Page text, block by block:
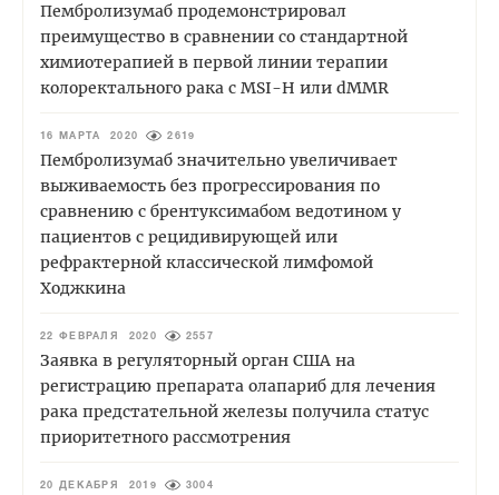
Пембролизумаб продемонстрировал
преимущество в сравнении со стандартной
химиотерапией в первой линии терапии
колоректального рака с MSI-H или dMMR
16 МАРТА 2020 2619
Пембролизумаб значительно увеличивает
выживаемость без прогрессирования по
сравнению с брентуксимабом ведотином у
пациентов с рецидивирующей или
рефрактерной классической лимфомой
Ходжкина
22 ФЕВРАЛЯ 2020 2557
Заявка в регуляторный орган США на
регистрацию препарата олапариб для лечения
рака предстательной железы получила статус
приоритетного рассмотрения
20 ДЕКАБРЯ 2019 3004